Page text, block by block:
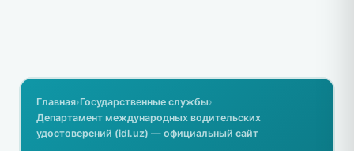
Главная›Государственные службы›
Департамент международных водительских
удостоверений (idl.uz) — официальный сайт